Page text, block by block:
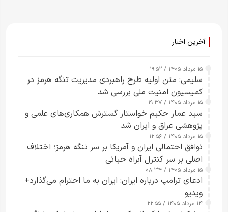
آخرین اخبار
۱۵ مرداد ۱۴۰۵ / ۱۹:۵۲
سلیمی: متن اولیه طرح راهبردی مدیریت تنگه هرمز در
کمیسیون امنیت ملی بررسی شد
۱۵ مرداد ۱۴۰۵ / ۱۹:۳۷
سید عمار حکیم خواستار گسترش همکاری‌های علمی و
پژوهشی عراق و ایران شد
۱۵ مرداد ۱۴۰۵ / ۱۲:۵۶
توافق احتمالی ایران و آمریکا بر سر تنگه هرمز؛ اختلاف
اصلی بر سر کنترل آبراه حیاتی
۱۵ مرداد ۱۴۰۵ / ۰۸:۳۴
ادعای ترامپ درباره ایران: ایران به ما احترام می‌گذارد+
ویدیو
۱۴ مرداد ۱۴۰۵ / ۲۲:۵۵